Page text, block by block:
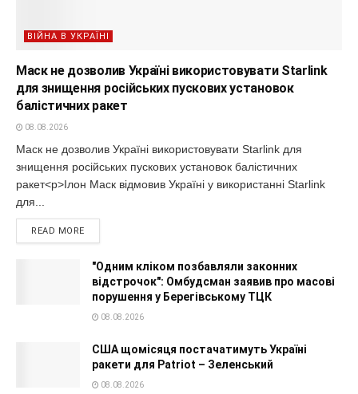
ВІЙНА В УКРАЇНІ
Маск не дозволив Україні використовувати Starlink
для знищення російських пускових установок
балістичних ракет
08.08.2026
Маск не дозволив Україні використовувати Starlink для
знищення російських пускових установок балістичних
ракет<p>Ілон Маск відмовив Україні у використанні Starlink
для...
READ MORE
"Одним кліком позбавляли законних
відстрочок": Омбудсман заявив про масові
порушення у Берегівському ТЦК
08.08.2026
США щомісяця постачатимуть Україні
ракети для Patriot – Зеленський
08.08.2026